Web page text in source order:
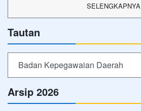
SELENGKAPNYA
Tautan
Badan Kepegawaian Daerah
Arsip 2026